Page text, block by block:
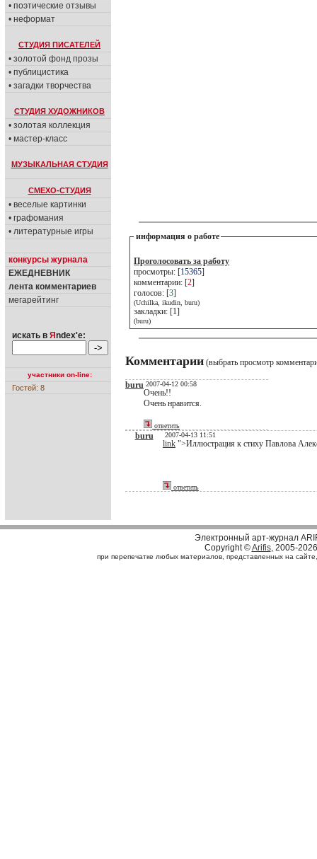
• поэтические отзывы
• неформат
СТУДИЯ ПИСАТЕЛЕЙ
• золотой фонд прозы
• публицистика
• загадки творчества
СТУДИЯ ХУДОЖНИКОВ
• золотая коллекция
• мастер-класс
МУЗЫКАЛЬНАЯ СТУДИЯ
СМЕХО-СТУДИЯ
• веселые картинки
• графомания
• литературные игры
конкурсы журнала
ЕЖЕДНЕВНИК
лента комментариев
мегарейтинг
искать в Я ndex'е:
участники on-line:
Гостей: 8
информация о работе
Проголосовать за работу
просмотры: [15365]
комментарии: [2]
голосов: [3]
(Uchilka, ikudin, buru)
закладки: [1]
(buru)
Комментарии (выбрать просмотр
buru 2007-04-12 00:58
Очень!!
Очень нравится.
ответить
buru 2007-04-13 11:51
link ">Иллюстрация к стиху Павлова
ответить
Электронный арт-журнал
Copyright ©Arifis, 2005-2026
при перепечатке любых материалов, представленных на